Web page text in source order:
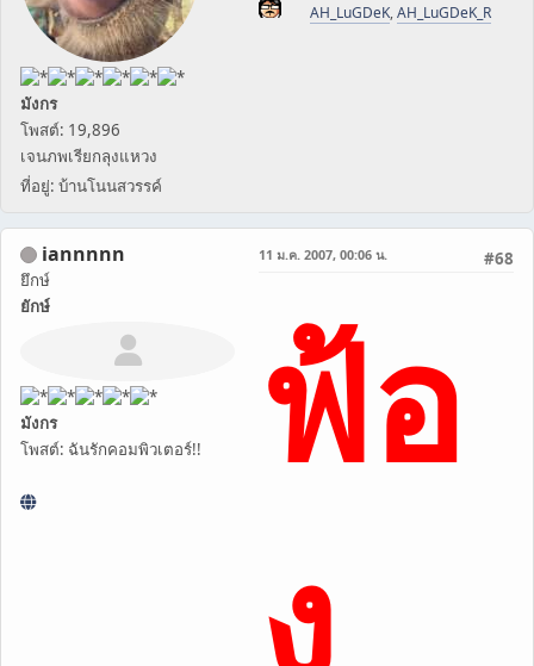
มังกร
โพสต์: 19,896
เจนภพเรียกลุงแหวง
ที่อยู่: บ้านโนนสวรรค์
AH_LuGDeK,AH_LuGDeK_R
iannnnn
ยึกษ์
ยักษ์
มังกร
โพสต์: ฉันรักคอมพิวเตอร์!!
#68
11 ม.ค. 2007, 00:06 น.
ฟ้อ
ง